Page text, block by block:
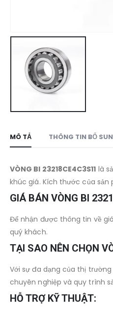
MÔ TẢ THÔNG TIN BỔ
VÒNG BI 23218CE4C3S11 là
khúc giá. Kích thước của sản
GIÁ BÁN VÒNG BI
Để nhận được thông tin về
quý khách.
TẠI SAO NÊN CHỌN
Với sự đa dạng của thị trường
chuyên nghiệp và quy trình
HỖ TRỢ KỸ THUẬT: